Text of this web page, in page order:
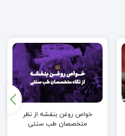
خواص روغن بنفشه از نظر
متخصصان طب سنتی